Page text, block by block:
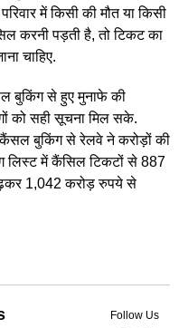
में किसी की मौत या किसी
करनी पड़ती है, तो टिकट का
चाहिए.
बुकिंग से हुए मुनाफे की
को सही सूचना मिल सके.
कैंसल बुकिंग से रेलवे ने करोड़ों की
लिस्ट में कैंसिल टिकटों से 887
1,042 करोड़ रुपये से
Follow Us